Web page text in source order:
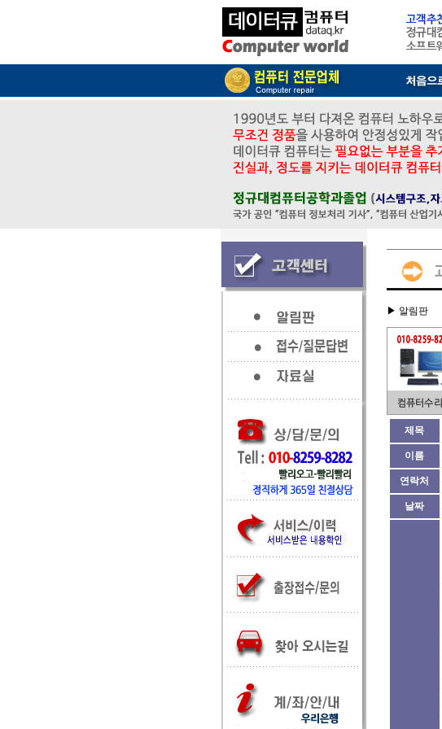
▶ 알림판
제목
이름
연락처
날짜